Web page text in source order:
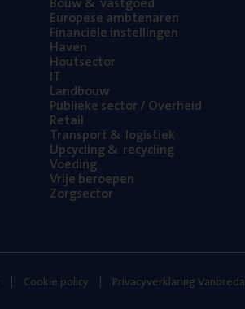
Euro­pe­se ambtenaren
Finan­ci­ë­le instellingen
Haven
Hout­sec­tor
IT
Land­bouw
Publie­ke sec­tor / Overheid
Retail
Trans­port& logistiek
Upcy­cling& recycling
Voe­ding
Vrije beroe­pen
Zorg­sec­tor
Cookie policy Privacyverklaring Vanbreda